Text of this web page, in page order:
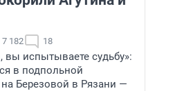
7 182 18
вы испытываете судьбу»:
в подпольной
Березовой в Рязани —